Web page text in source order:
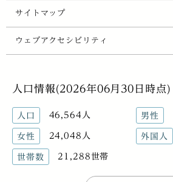
サイトマップ
ウェブアクセシビリティ
人口情報(2026年06月30日時点)
人口 46,564人 男性
女性 24,048人 外国人
世帯数 21,288世帯